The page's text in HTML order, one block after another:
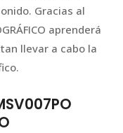
Gracias al
aprenderá
llevar a cabo la